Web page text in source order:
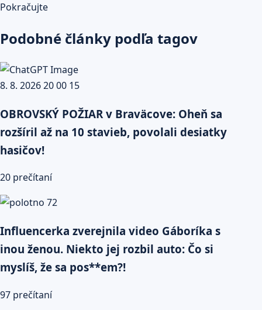
Pokračujte
Podobné články podľa tagov
OBROVSKÝ POŽIAR v Braväcove: Oheň sa
rozšíril až na 10 stavieb, povolali desiatky
hasičov!
20 prečítaní
Influencerka zverejnila video Gáboríka s
inou ženou. Niekto jej rozbil auto: Čo si
myslíš, že sa pos**em?!
97 prečítaní